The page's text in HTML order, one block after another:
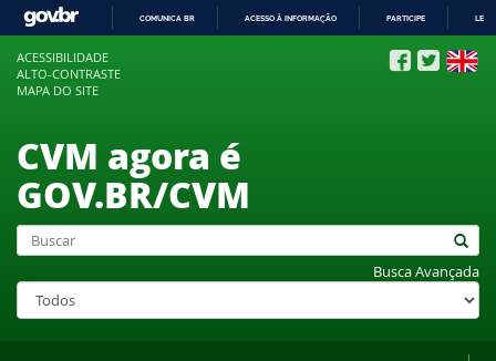
COMUNICA BR ACESSO À INFORMAÇÃO PARTICIPE
ACESSIBILIDADE
ALTO-CONTRASTE
MAPA DO SITE
CVM agora é
GOV.BR/CVM
Busca Avançada